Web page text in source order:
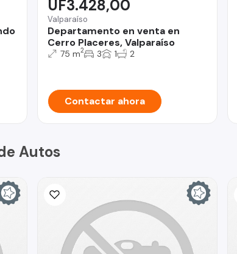
Valparaíso
Departamento en venta en
Cerro Placeres, Valparaíso
UF3.428,00
75 m2 3 1 2
Contactar ahora
Autos